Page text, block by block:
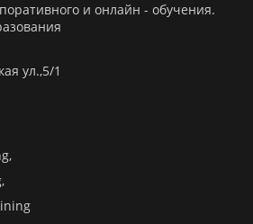
и онлайн - обучения.
ул.,5/1
,
,